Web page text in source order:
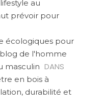
au
prévoir pour
écologiques pour
de l'homme
masculin DANS
en bois à
durabilité et